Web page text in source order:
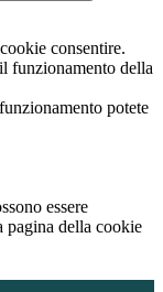
consentire.
funzionamento della
potete
essere
pagina della cookie